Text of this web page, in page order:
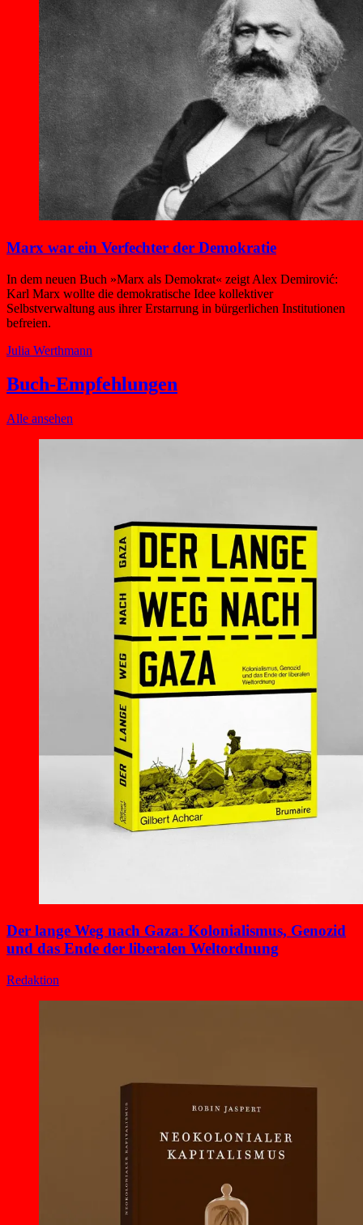
Marx war ein Verfechter der Demokratie
In dem neuen Buch »Marx als Demokrat« zeigt Alex Demirović:
Karl Marx wollte die demokratische Idee kollektiver
Selbstverwaltung aus ihrer Erstarrung in bürgerlichen Institutionen
befreien.
Julia Werthmann
Buch-Empfehlungen
Alle ansehen
Der lange Weg nach Gaza: Kolonialismus, Genozid
und das Ende der liberalen Weltordnung
Redaktion